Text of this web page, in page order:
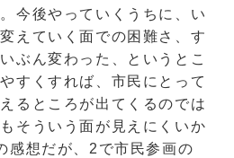
今後やっていくうちに、い
えていく面での困難さ、す
ぶん変わった、というとこ
すくすれば、市民にとって
るところが出てくるのでは
そういう面が見えにくいか
感想だが、2で市民参画の